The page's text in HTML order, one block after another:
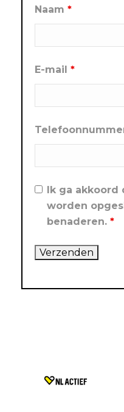
Naam *
E-mail *
Ik ga akkoord
worden
benaderen. *